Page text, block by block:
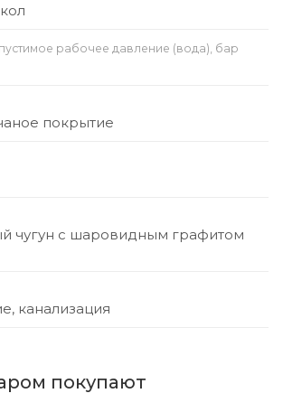
рабочее давление (вода), бар
покрытие
чугун с шаровидным графитом
канализация
покупают